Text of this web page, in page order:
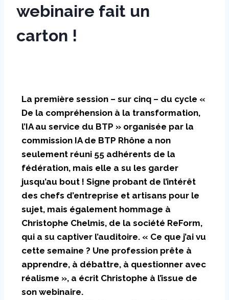
webinaire fait un
carton !
La première session – sur cinq – du cycle «
De la compréhension à la transformation,
l’IA au service du BTP » organisée par la
commission IA de BTP Rhône a non
seulement réuni 55 adhérents de la
fédération, mais elle a su les garder
jusqu’au bout ! Signe probant de l’intérêt
des chefs d’entreprise et artisans pour le
sujet, mais également hommage à
Christophe Chelmis, de la société ReForm,
qui a su captiver l’auditoire. « Ce que j’ai vu
cette semaine ? Une profession prête à
apprendre, à débattre, à questionner avec
réalisme », a écrit Christophe à l’issue de
son webinaire.